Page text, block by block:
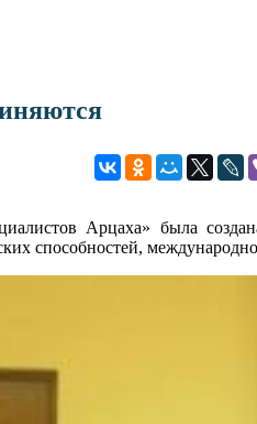
Арцаха» была
способностей,